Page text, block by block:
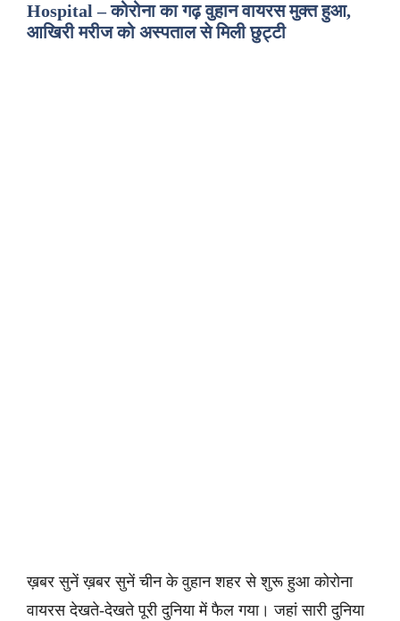
Hospital – कोरोना का गढ़ वुहान वायरस मुक्त हुआ,
आखिरी मरीज को अस्पताल से मिली छुट्टी
ख़बर सुनें ख़बर सुनें चीन के वुहान शहर से शुरू हुआ कोरोना
वायरस देखते-देखते पूरी दुनिया में फैल गया। जहां सारी दुनिया